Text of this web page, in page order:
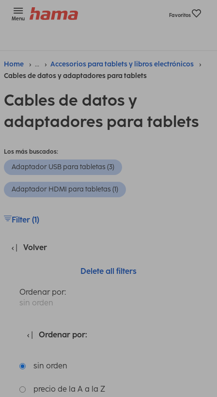
Menu
Favoritos
Home ...
Accesorios para tablets y libros electrónicos
Cables de datos y adaptadores para tablets
Cables de datos y
adaptadores para tablets
Los más buscados:
Adaptador USB para tabletas (3)
Adaptador HDMI para tabletas (1)
Filter (1)
Volver
Delete all filters
Ordenar por:
sin orden
Ordenar por:
sin orden
precio de la A a la Z